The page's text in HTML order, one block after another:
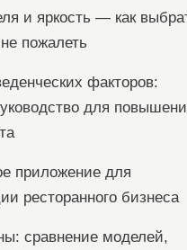
и яркость — как
пожалеть
факторов:
для
приложение для
ресторанного бизнеса
сравнение моделей,